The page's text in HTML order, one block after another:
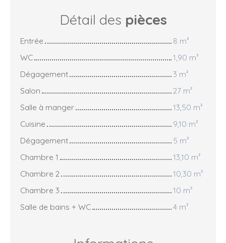
Détail des pièces
Entrée
8 m²
WC
1,90 m²
Dégagement
3 m²
Salon
27 m²
Salle à manger
13,50 m²
Cuisine
9,10 m²
Dégagement
5 m²
Chambre 1
13,10 m²
Chambre 2
10,30 m²
Chambre 3
10 m²
Salle de bains + WC
4 m²